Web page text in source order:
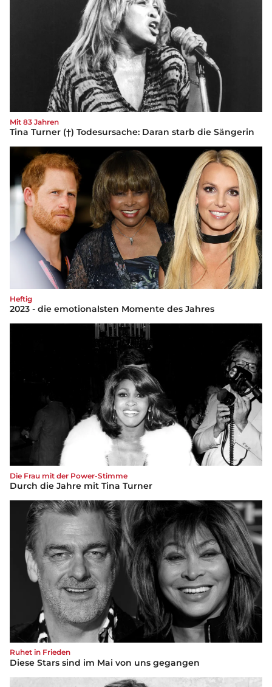
Mit 83 Jahren
Tina Turner (†) Todesursache: Daran starb die Sängerin
Heftig
2023 - die emotionalsten Momente des Jahres
Die Frau mit der Power-Stimme
Durch die Jahre mit Tina Turner
Ruhet in Frieden
Diese Stars sind im Mai von uns gegangen